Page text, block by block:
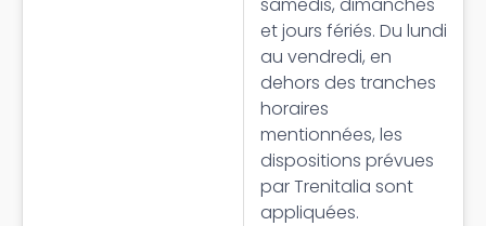
et jours fériés. Du lundi
au vendredi, en
dehors des tranches
horaires
mentionnées, les
dispositions prévues
par Trenitalia sont
appliquées.